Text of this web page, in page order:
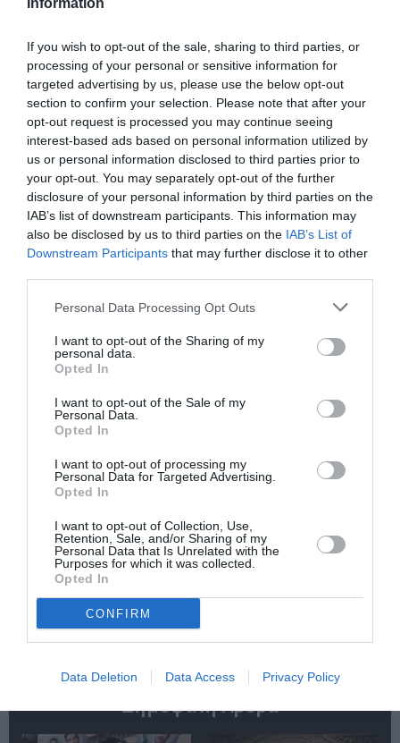
Information
If you wish to opt-out of the sale, sharing to third parties, or
processing of your personal or sensitive information for
targeted advertising by us, please use the below opt-out
section to confirm your selection. Please note that after your
opt-out request is processed you may continue seeing
interest-based ads based on personal information utilized by
us or personal information disclosed to third parties prior to
your opt-out. You may separately opt-out of the further
disclosure of your personal information by third parties on the
IAB’s list of downstream participants. This information may
also be disclosed by us to third parties on the IAB’s List of
Downstream Participants that may further disclose it to other
Personal Data Processing Opt Outs
I want to opt-out of the Sharing of my
personal data.
Opted In
I want to opt-out of the Sale of my
Personal Data.
Opted In
I want to opt-out of processing my
Personal Data for Targeted Advertising.
Opted In
I want to opt-out of Collection, Use,
Retention, Sale, and/or Sharing of my
Personal Data that Is Unrelated with the
Purposes for which it was collected.
Opted In
CONFIRM
Data Deletion Data Access Privacy Policy
Σχετικά Άρθρα
παιχνίδι της χαράς,
της Κάρμεν
Ρουγγέρη στο 55ο
2026
Cinema – Αύγουστος
2026
O κύριος Βρομύλος,
Ουάλιαμς σε
σκηνοθεσία
Δημήτρη Δεγαΐτη
στο 12ο Διεθνές
Φεστιβάλ Άνδρου
Ζωρζ Σαρή σε
σκηνοθεσία
Αθανασίας
Δημοφιλή Άρθρα